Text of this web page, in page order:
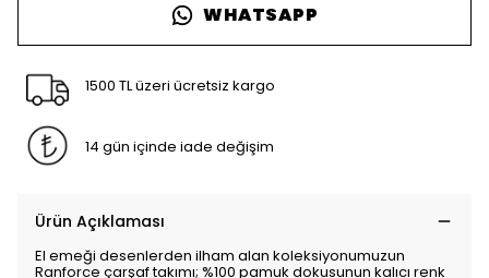
WHATSAPP
1500 TL üzeri ücretsiz kargo
14 gün içinde iade değişim
Ürün Açıklaması
El emeği desenlerden ilham alan koleksiyonumuzun
Ranforce çarşaf takımı; %100 pamuk dokusunun kalıcı renk